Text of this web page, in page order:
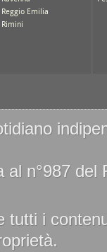
al n°987
tutti i